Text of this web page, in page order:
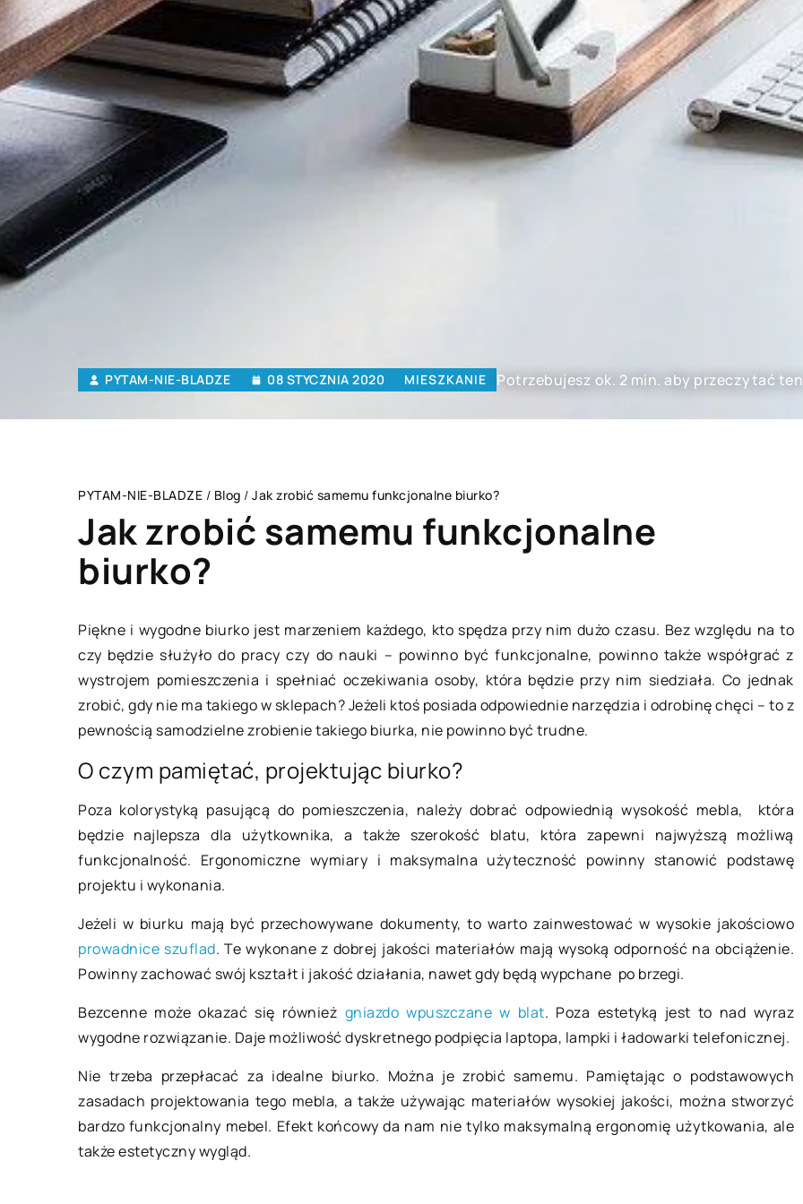
PYTAM-NIE-BLADZE 08 STYCZNIA 2020 MIESZKANIE Potrzebujesz ok. 2 min. aby przeczytać
PYTAM-NIE-BLADZE / Blog / Jak zrobić samemu funkcjonalne biurko?
Jak zrobić samemu funkcjonalne
biurko?
Piękne i wygodne biurko jest marzeniem każdego, kto spędza przy nim dużo czasu. Bez względu na to
czy będzie służyło do pracy czy do nauki – powinno być funkcjonalne, powinno także współgrać z
wystrojem pomieszczenia i spełniać oczekiwania osoby, która będzie przy nim siedziała. Co jednak
zrobić, gdy nie ma takiego w sklepach? Jeżeli ktoś posiada odpowiednie narzędzia i odrobinę chęci – to z
pewnością samodzielne zrobienie takiego biurka, nie powinno być trudne.
O czym pamiętać, projektując biurko?
Poza kolorystyką pasującą do pomieszczenia, należy dobrać odpowiednią wysokość mebla, która
będzie najlepsza dla użytkownika, a także szerokość blatu, która zapewni najwyższą możliwą
funkcjonalność. Ergonomiczne wymiary i maksymalna użyteczność powinny stanowić podstawę
projektu i wykonania.
Jeżeli w biurku mają być przechowywane dokumenty, to warto zainwestować w wysokie jakościowo
prowadnice szuflad. Te wykonane z dobrej jakości materiałów mają wysoką odporność na obciążenie.
Powinny zachować swój kształt i jakość działania, nawet gdy będą wypchane po brzegi.
Bezcenne może okazać się również gniazdo wpuszczane w blat. Poza estetyką jest to nad wyraz
wygodne rozwiązanie. Daje możliwość dyskretnego podpięcia laptopa, lampki i ładowarki telefonicznej.
Nie trzeba przepłacać za idealne biurko. Można je zrobić samemu. Pamiętając o podstawowych
zasadach projektowania tego mebla, a także używając materiałów wysokiej jakości, można stworzyć
bardzo funkcjonalny mebel. Efekt końcowy da nam nie tylko maksymalną ergonomię użytkowania, ale
także estetyczny wygląd.
04 czerwca 2020
Prowadzenie własnego biznesu, a
Przepisy dotyczące prowadzenia
firmy i biznesu ulegają ciągłym
zmianom. Obecnie coraz więcej osób
”w sieci”, […]
16 września 2022
Namiot eventowy – co można w
Namiot eventowy to wielofunkcyjna
konstrukcja, którą można
wykorzystać do różnych celów. Jest
to uniwersalne i wygodne miejsce
każdą imprezę […]